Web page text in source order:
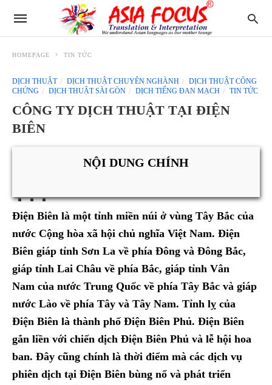
HOMEPAGE TIN TỨC
DỊCH THUẬT DỊCH THUẬT CHUYÊN NGHÀNH
DỊCH THUẬT CÔNG
CHỨNG
DỊCH THUẬT SÀI GÒN DỊCH TIẾNG ĐAN MẠCH TIN TỨC
CÔNG TY DỊCH THUẬT TẠI ĐIỆN
BIÊN
NỘI DUNG CHÍNH
Điện Biên là một tỉnh miền núi ở vùng Tây Bắc của
nước Cộng hòa xã hội chủ nghĩa Việt Nam. Điện
Biên giáp tỉnh Sơn La về phía Đông và Đông Bắc,
giáp tỉnh Lai Châu về phía Bắc, giáp tỉnh Vân
Nam của nước Trung Quốc về phía Tây Bắc và giáp
nước Lào về phía Tây và Tây Nam. Tỉnh lỵ của
Điện Biên là thành phố Điện Biên Phủ. Điện Biên
gắn liền với chiến dịch Điện Biên Phủ và lễ hội hoa
ban. Đây cũng chính là thời điểm mà các dịch vụ
phiên dịch tại Điện Biên bùng nổ và phát triển